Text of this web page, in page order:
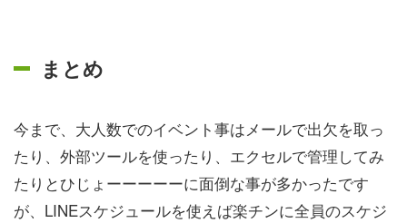
まとめ
今まで、大人数でのイベント事はメールで出欠を取っ
たり、外部ツールを使ったり、エクセルで管理してみ
たりとひじょーーーーーに面倒な事が多かったです
が、LINEスケジュールを使えば楽チンに全員のスケジ